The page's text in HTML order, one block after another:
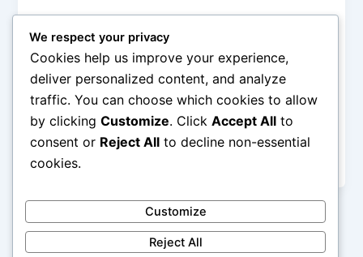
Analisis Keamanan Lingkungan Sekitar
Amore pada Malam Hari
admin March 2, 2026
Analisis Keamanan Lingkungan Sekitar Amore pada
Malam Hari – Keamanan lingkungan pada malam hari
menjadi salah satu faktor utama yang […]
We respect your privacy
Cookies help us improve your experience,
deliver personalized content, and analyze
traffic. You can choose which cookies to allow
by clicking Customize. Click Accept All to
consent or Reject All to decline non-essential
cookies.
Customize
Reject All